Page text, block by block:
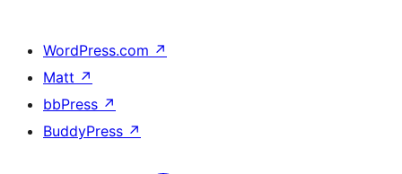
WordPress.com ↗
Matt ↗
bbPress ↗
BuddyPress ↗